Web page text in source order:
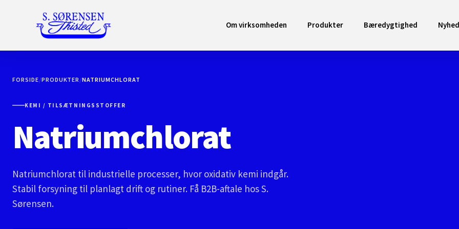
Om virksomheden Produkter Bæredygtighed
FORSIDE/PRODUKTER /NATRIUMCHLORAT
KEMI / TILSÆTNINGSSTOFFER
Natriumchlorat
Natriumchlorat til industrielle processer, hvor oxidativ kemi indgår.
Stabil forsyning til planlagt drift og rutiner. Få B2B-aftale hos S.
Sørensen.